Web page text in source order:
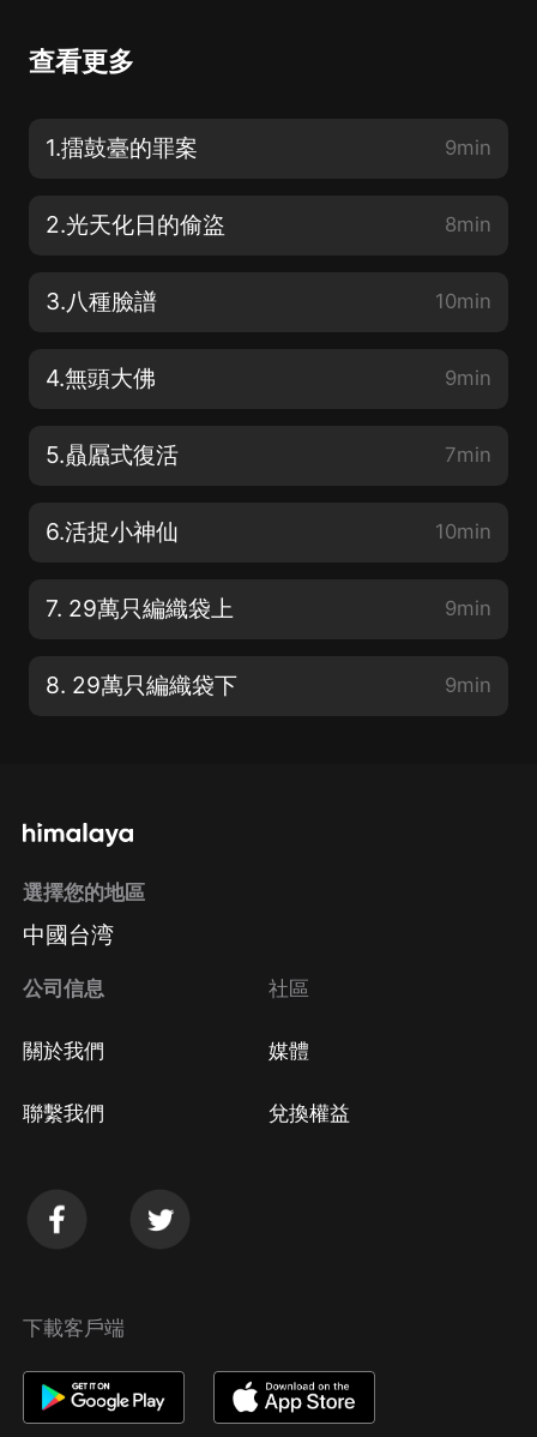
查看更多
1.擂鼓臺的罪案 9min
2.光天化日的偷盜 8min
3.八種臉譜 10min
4.無頭大佛 9min
5.贔屭式復活 7min
6.活捉小神仙 10min
7. 29萬只編織袋上 9min
8. 29萬只編織袋下 9min
選擇您的地區
中國台湾
公司信息
關於我們
聯繫我們
社區
媒體
兌換權益
下載客戶端